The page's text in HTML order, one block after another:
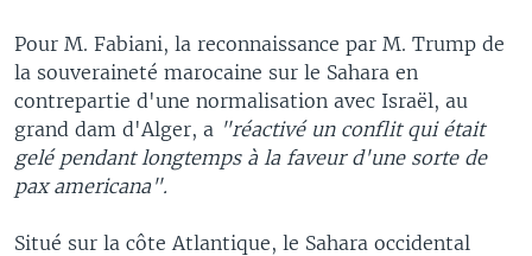
Pour M. Fabiani, la reconnaissance par M. Trump de
la souveraineté marocaine sur le Sahara en
contrepartie d'une normalisation avec Israël, au
grand dam d'Alger, a "réactivé un conflit qui était
gelé pendant longtemps à la faveur d'une sorte de
pax americana".
Situé sur la côte Atlantique, le Sahara occidental